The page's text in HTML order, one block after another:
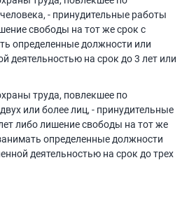
- принудительные работы
свободы на тот же срок с
определенные должности или
деятельностью на срок до 3 лет или
труда, повлекшее по
или более лиц, - принудительные
либо лишение свободы на тот же
определенные должности
деятельностью на срок до трех